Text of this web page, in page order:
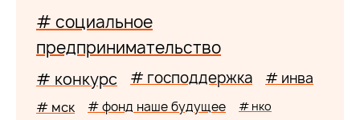
# социальное
предпринимательство
# конкурс # господдержка # инва
# мск # фонд наше будущее # нко